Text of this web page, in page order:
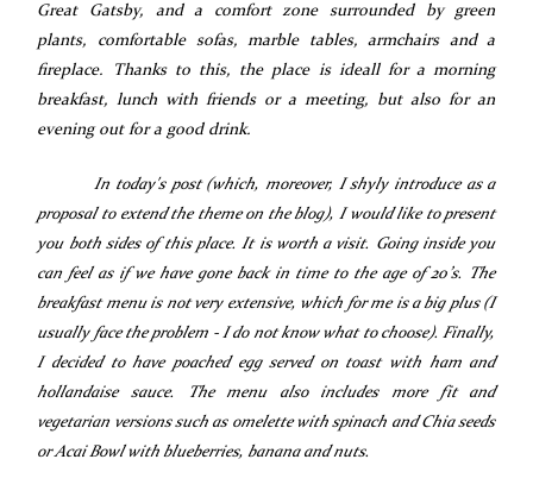
Great Gatsby, and a comfort zone surrounded by green
plants, comfortable sofas, marble tables, armchairs and a
fireplace. Thanks to this, the place is ideall for a morning
breakfast, lunch with friends or a meeting, but also for an
evening out for a good drink.
In today's post (which, moreover, I shyly introduce as a
proposal to extend the theme on the blog), I would like to present
you both sides of this place. It is worth a visit. Going inside you
can feel as if we have gone back in time to the age of 20’s. The
breakfast menu is not very extensive, which for me is a big plus (I
usually face the problem - I do not know what to choose). Finally,
I decided to have poached egg served on toast with ham and
hollandaise sauce. The menu also includes more fit and
vegetarian versions such as omelette with spinach and Chia seeds
or Acai Bowl with blueberries, banana and nuts.